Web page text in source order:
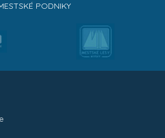
PODNIKY